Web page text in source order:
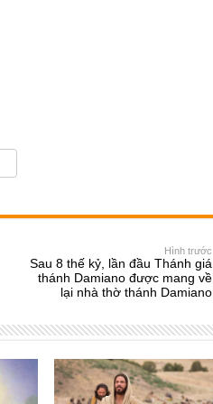
Hình trước
Sau 8 thế kỷ, lần đầu Thánh giá
thánh Damiano được mang về
lại nhà thờ thánh Damiano